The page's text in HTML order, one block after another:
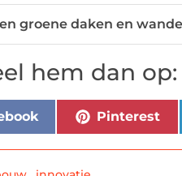
groene daken en
hem dan op:
Pinterest